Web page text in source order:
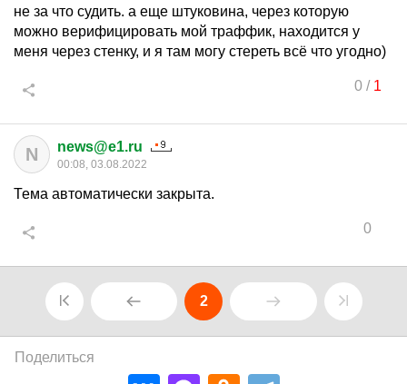
не за что судить. а еще штуковина, через которую
можно верифицировать мой траффик, находится у
меня через стенку, и я там могу стереть всё что угодно)
0/ 1
N news@e1.ru
00:08, 03.08.2022
Тема автоматически закрыта.
0
2
Поделиться